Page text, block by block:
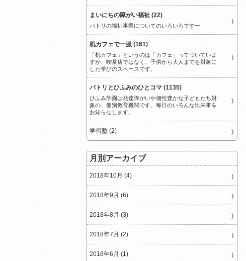
まいにちの障がい福祉 (22)
パトリの福祉事業についてのいろいろです〜
机カフェで一服 (161)
「机カフェ」というのは「カフェ」ってついていま
すが、喫茶店ではなく、子供から大人までを対象に
した学びのスペースです。
パトリとひふみのひとコマ (1135)
ひふみ学園は発達障がいや個性豊かな子どもたち対
象の、個別教育機関です。毎日のいろんな出来事を
お知らせします。
学習塾 (2)
月別アーカイブ
2018年10月 (4)
2018年9月 (6)
2018年8月 (3)
2018年7月 (2)
2018年6月 (1)